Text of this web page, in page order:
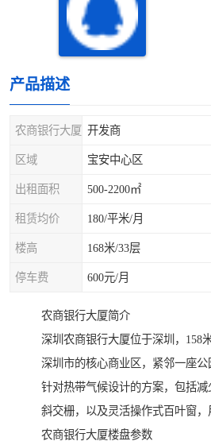
产品描述
农商银行大厦 开发商
区域 宝安中心区
出租面积 500-2200㎡
租赁均价 180/平米/月
楼高 168米/33层
停车费 600元/月
农商银行大厦简介
深圳农商银行大厦位于深圳，158
深圳市的核心商业区，紧邻一座
针对热带气候设计的方案，包括
斜交栅，以及灵活操作式百叶窗
农商银行大厦楼盘参数
龙岗区
宝安西乡
光明区
龙华观澜